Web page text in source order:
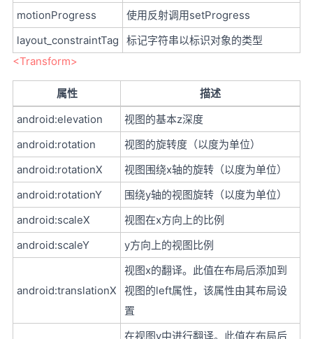
motionProgress
使用反射调用setProgress
layout_constraintTag
标记字符串以标识对象的类型
<Transform>
属性
描述
android:elevation
视图的基本z深度
android:rotation
视图的旋转度（以度为单位）
android:rotationX
视图围绕x轴的旋转（以度为单位）
android:rotationY
围绕y轴的视图旋转（以度为单位）
android:scaleX
视图在x方向上的比例
android:scaleY
y方向上的视图比例
android:translationX
视图x的翻译。此值在布局后添加到
视图的left属性，该属性由其布局设
置
在视图y中进行翻译。此值在布局后